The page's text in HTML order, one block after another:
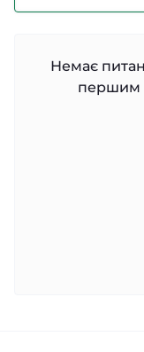
Немає
першим